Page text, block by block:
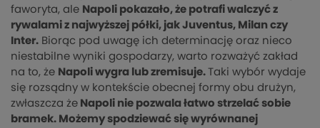
faworyta, ale Napoli pokazało, że potrafi walczyć z
rywalami z najwyższej półki, jak Juventus, Milan czy
Inter. Biorąc pod uwagę ich determinację oraz nieco
niestabilne wyniki gospodarzy, warto rozważyć zakład
na to, że Napoli wygra lub zremisuje. Taki wybór wydaje
się rozsądny w kontekście obecnej formy obu drużyn,
zwłaszcza że Napoli nie pozwala łatwo strzelać sobie
bramek. Możemy spodziewać się wyrównanej